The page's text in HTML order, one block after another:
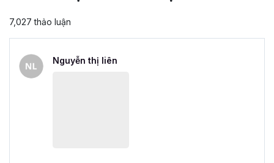
7,027 thảo luận
Nguyễn thị liên